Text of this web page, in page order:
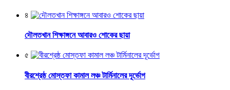
৪
দৌলতখান শিক্ষাঙ্গনে আবারও শোকের ছায়া
৫
বীরশ্রেষ্ঠ মোস্তফা কামাল লঞ্চ টার্মিনালের দূর্ভোগ